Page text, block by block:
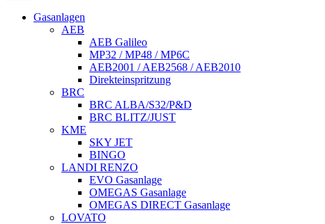
Gasanlagen
AEB
AEB Galileo
MP32 / MP48 / MP6C
AEB2001 / AEB2568 / AEB2010
Direkteinspritzung
BRC
BRC ALBA/S32/P&D
BRC BLITZ/JUST
KME
SKY JET
BINGO
LANDI RENZO
EVO Gasanlage
OMEGAS Gasanlage
OMEGAS DIRECT Gasanlage
LOVATO